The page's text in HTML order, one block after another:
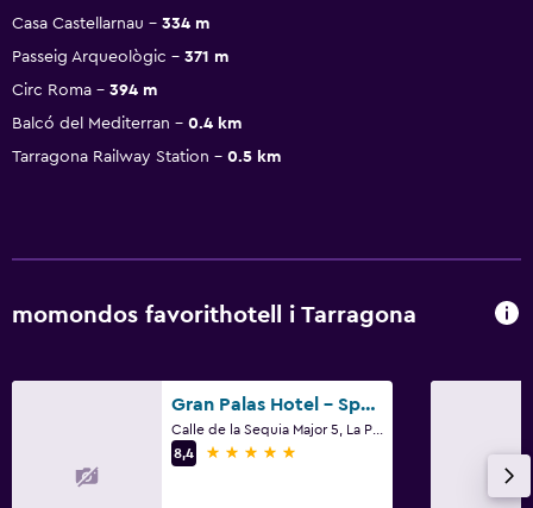
Casa Castellarnau
334 m
Passeig Arqueològic
371 m
Circ Roma
394 m
Balcó del Mediterran
0.4 km
Tarragona Railway Station
0.5 km
momondos favorithotell i Tarragona
Gran Palas Hotel - Spa incluido
8,4
5 stjärnor